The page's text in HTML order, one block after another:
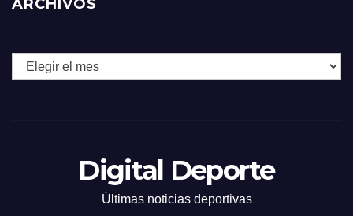
ARCHIVOS
Archivos
Digital Deporte
Últimas noticias deportivas